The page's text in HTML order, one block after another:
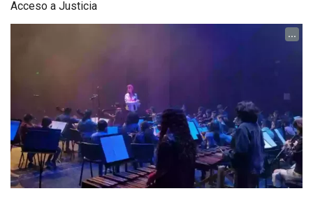
Acceso a Justicia
...